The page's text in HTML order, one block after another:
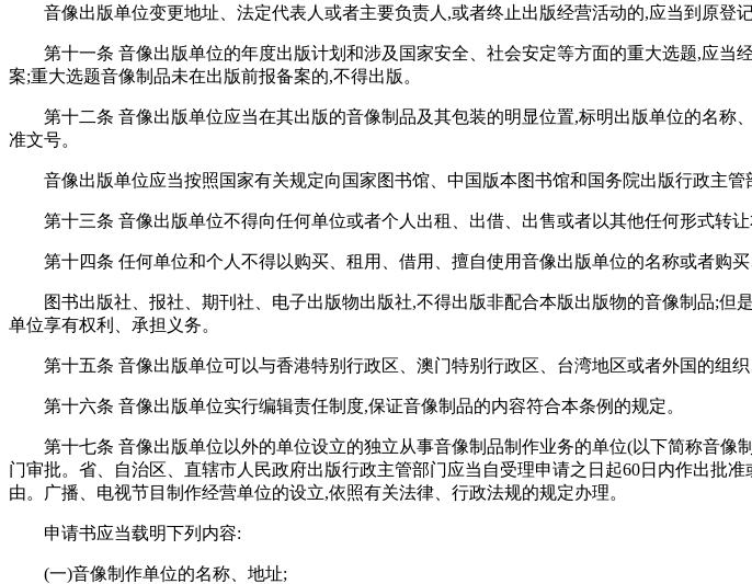
音像出版单位变更地址、法定代表人或者主要负责人,或者终止出版经营活动的,应当到原登
第十一条 音像出版单位的年度出版计划和涉及国家安全、社会安定等方面的重大选题,应
案;重大选题音像制品未在出版前报备案的,不得出版。
第十二条 音像出版单位应当在其出版的音像制品及其包装的明显位置,标明出版单位的名
准文号。
音像出版单位应当按照国家有关规定向国家图书馆、中国版本图书馆和国务院出版行政主管
第十三条 音像出版单位不得向任何单位或者个人出租、出借、出售或者以其他任何形式转
第十四条 任何单位和个人不得以购买、租用、借用、擅自使用音像出版单位的名称或者购
图书出版社、报社、期刊社、电子出版物出版社,不得出版非配合本版出版物的音像制品;
单位享有权利、承担义务。
第十五条 音像出版单位可以与香港特别行政区、澳门特别行政区、台湾地区或者外国的组
第十六条 音像出版单位实行编辑责任制度,保证音像制品的内容符合本条例的规定。
第十七条 音像出版单位以外的单位设立的独立从事音像制品制作业务的单位(以下简称音
门审批。省、自治区、直辖市人民政府出版行政主管部门应当自受理申请之日起60日内作出批
由。广播、电视节目制作经营单位的设立,依照有关法律、行政法规的规定办理。
申请书应当载明下列内容:
(一)音像制作单位的名称、地址;